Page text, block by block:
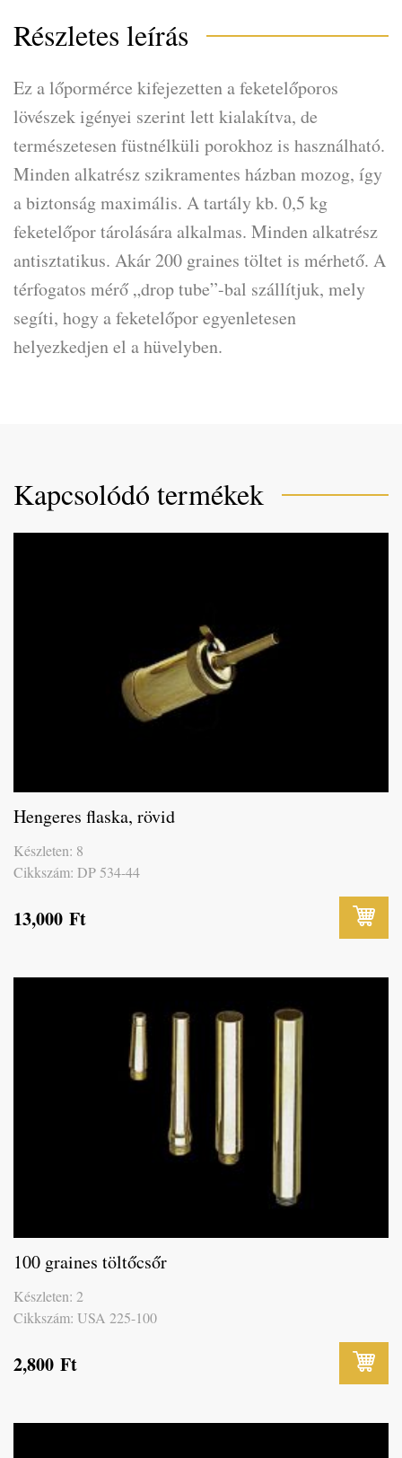
Részletes leírás
Ez a lőpormérce kifejezetten a feketelőporos
lövészek igényei szerint lett kialakítva, de
természetesen füstnélküli porokhoz is használható.
Minden alkatrész szikramentes házban mozog, így
a biztonság maximális. A tartály kb. 0,5 kg
feketelőpor tárolására alkalmas. Minden alkatrész
antisztatikus. Akár 200 graines töltet is mérhető. A
térfogatos mérő „drop tube”-bal szállítjuk, mely
segíti, hogy a feketelőpor egyenletesen
helyezkedjen el a hüvelyben.
Kapcsolódó termékek
Hengeres flaska, rövid
Készleten: 8
Cikkszám: DP 534-44
13,000 Ft
100 graines töltőcsőr
Készleten: 2
Cikkszám: USA 225-100
2,800 Ft